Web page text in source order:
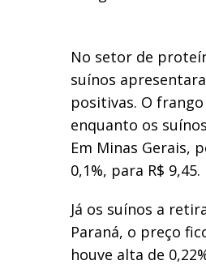
No setor de
suínos
positivas. O
enquanto os
Em Minas Gerais,
0,1%, para R$ 9,45.
Já os suínos a
Paraná, o preço
houve alta de